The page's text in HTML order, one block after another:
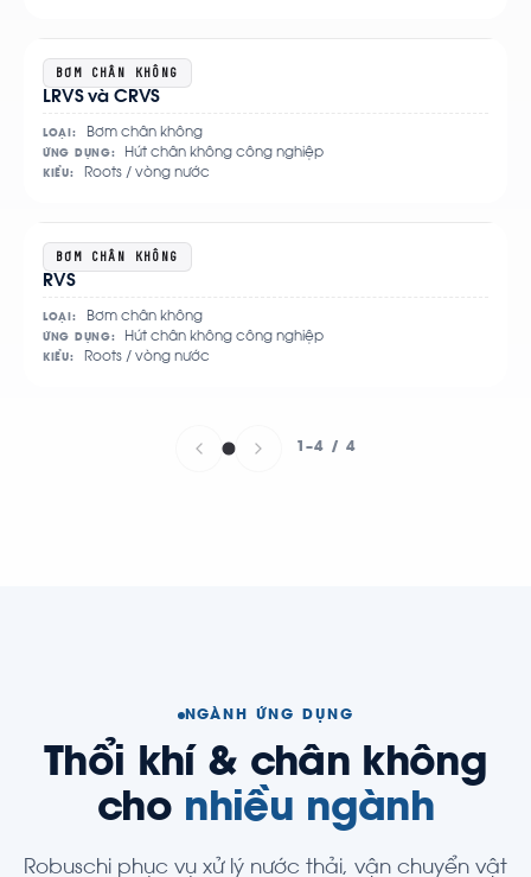
BƠM CHÂN KHÔNG
LRVS và CRVS
LOẠI: Bơm chân không
ỨNG DỤNG: Hút chân không công nghiệp
KIỂU: Roots / vòng nước
Xem
chi
tiết
BƠM CHÂN KHÔNG
RVS
LOẠI: Bơm chân không
ỨNG DỤNG: Hút chân không công nghiệp
KIỂU: Roots / vòng nước
Xem
chi
tiết
1–4 / 4
NGÀNH ỨNG DỤNG
Thổi khí & chân không
cho nhiều ngành
Robuschi phục vụ xử lý nước thải, vận chuyển vật